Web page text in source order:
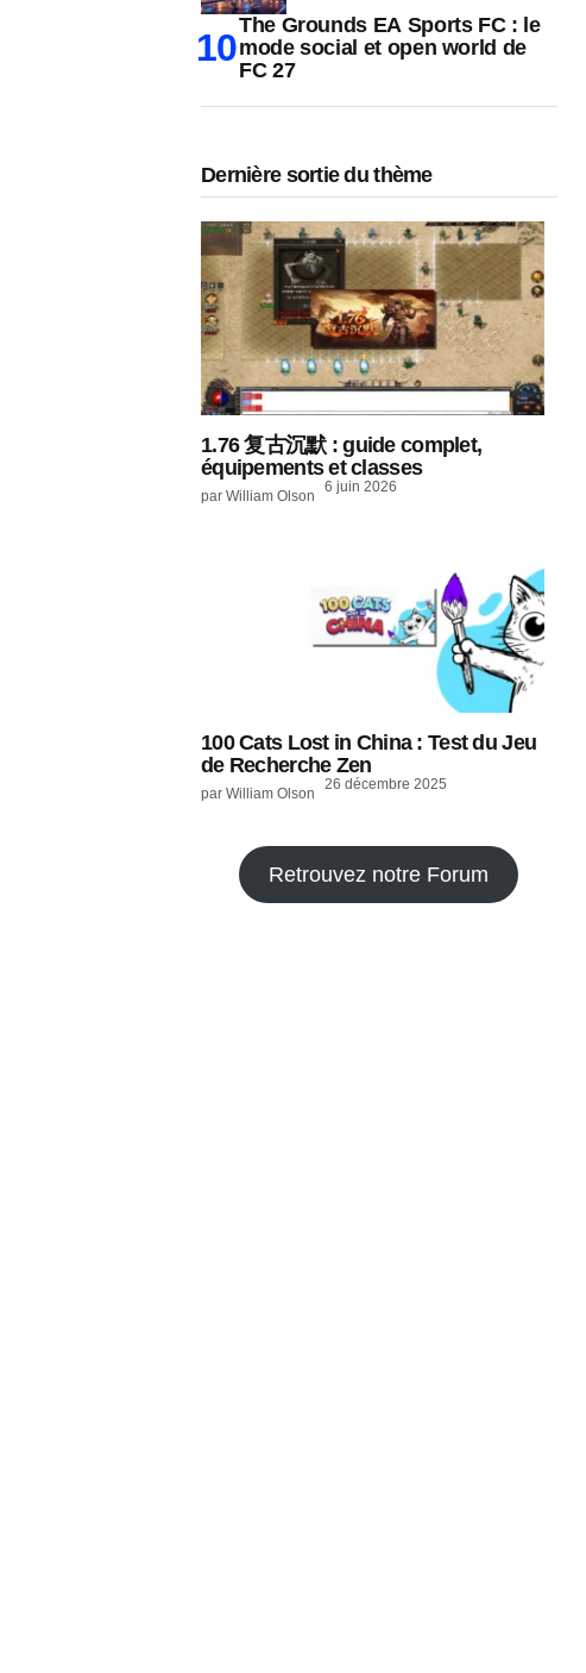
The Grounds EA Sports FC : le
mode social et open world de
FC 27
Dernière sortie du thème
1.76 复古沉默 : guide complet,
équipements et classes
par William Olson
6 juin 2026
100 Cats Lost in China : Test du Jeu
de Recherche Zen
par William Olson
26 décembre 2025
Retrouvez notre Forum